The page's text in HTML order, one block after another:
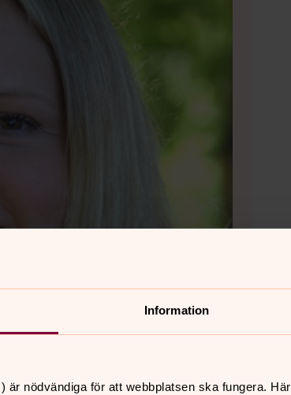
Information
är nödvändiga för att webbplatsen ska fungera.